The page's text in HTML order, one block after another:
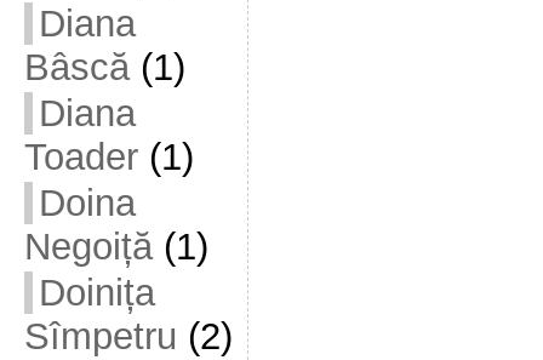
Diana
Bâscă(1)
Diana
Toader(1)
Doina
Negoiță(1)
Doinița
Sîmpetru (2)